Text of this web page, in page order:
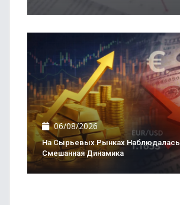
06/08/2026
На Сырьевых Рынках Наблюдалась
Смешанная Динамика